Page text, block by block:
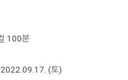
100분
(토)